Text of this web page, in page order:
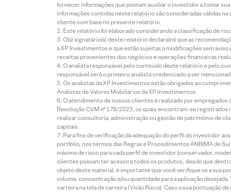
fornecer informações que possam auxiliar o investidor a tomar
informações contidas neste relatório são consideradas válidas
cliente com base no presente relatório.
Este relatório foi elaborado considerando a classificação de
O(s) signatário(s) deste relatório declara(m) que as
à XP Investimentos e que estão sujeitas a modificações sem
receitas provenientes dos negócios e operações financeiras
O analista responsável pelo conteúdo deste relatório e pelo
responsável será o primeiro analista credenciado a ser
Os analistas da XP Investimentos estão obrigados ao
Analistas de Valores Mobiliários da XP Investimentos.
O atendimento de nossos clientes é realizado por empregados
Resolução CVM nº 178/2023, os quais encontram-se
realizar consultoria, administração ou gestão de patrimônio de
capitais.
Para fins de verificação da adequação do perfil do investidor
portfólio, nos termos das Regras e Procedimentos ANBIMA de
máxima de risco para cada perfil de investidor (conservador,
clientes possam ter acesso a todos os produtos, desde que
objeto deste material, é importante que você verifique se a sua
volume, concentração e/ou quantidade para a aplicação
carteira na tela de carteira (Visão Risco). Caso a sua pontuação